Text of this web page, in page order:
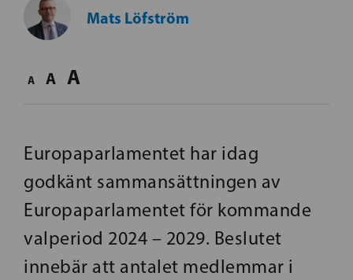
Mats Löfström
A A A
Europaparlamentet har idag
godkänt sammansättningen av
Europaparlamentet för kommande
valperiod 2024 – 2029. Beslutet
innebär att antalet medlemmar i